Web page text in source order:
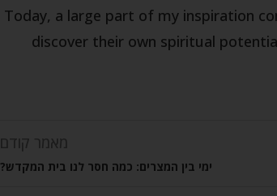
Today, a large part of my inspiration
discover their own spiritual
מאמר קודם
ימי בין המצרים: כמה חסר לנו בית המקדש?